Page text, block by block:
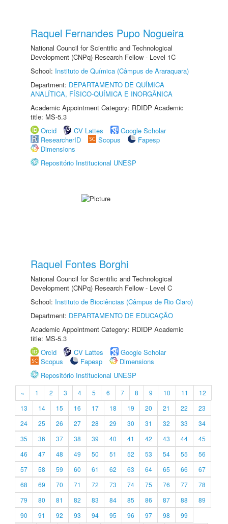
Raquel Fernandes Pupo Nogueira
National Council for Scientific and Technological
Development (CNPq) Research Fellow - Level 1C
School: Instituto de Química (Câmpus de Araraquara)
Department: DEPARTAMENTO DE QUÍMICA
ANALÍTICA, FÍSICO-QUÍMICA E INORGÂNICA
Academic Appointment Category: RDIDP Academic
title: MS-5.3
Orcid
CV Lattes
Google Scholar
ResearcherID
Scopus
Fapesp
Dimensions
Repositório Institucional UNESP
Raquel Fontes Borghi
National Council for Scientific and Technological
Development (CNPq) Research Fellow - Level C
School: Instituto de Biociências (Câmpus de Rio Claro)
Department: DEPARTAMENTO DE EDUCAÇÃO
Academic Appointment Category: RDIDP Academic
title: MS-5.3
Orcid
CV Lattes
Google Scholar
Scopus
Fapesp
Dimensions
Repositório Institucional UNESP
« 1 2 3 4 5 6 7 8 9 10 11
12
13
14 15 16 17 18 19 20 21 22
23
24
25 26 27 28 29 30 31 32 33
34
35
36 37 38 39 40 41 42 43 44
45
46
47 48 49 50 51 52 53 54 55
56
57
58 59 60 61 62 63 64 65 66
67
68
69 70 71 72 73 74 75 76 77
78
79
80 81 82 83 84 85 86 87 88
89
90
91 92 93 94 95 96 97 98
99